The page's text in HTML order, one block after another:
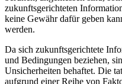
zukunftsgerichteten
keine Gewähr dafür geben
werden.
Da sich zukunftsgerichtete
und Bedingungen beziehen,
Unsicherheiten behaftet. Die
aufgrund einer Reihe von